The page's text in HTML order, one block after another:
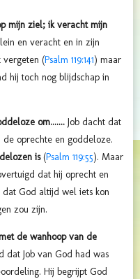
mijn ziel; ik veracht mijn
en veracht en in zijn
vergeten (Psalm 119:141) maar
hij toch nog blijdschap in
om....... Job dacht dat
de oprechte en goddeloze.
is(Psalm 119:55). Maar
dat hij oprecht en
dat God altijd wel iets kon
zou zijn.
de wanhoop van de
dat Job van God had was
Hij begrijpt God